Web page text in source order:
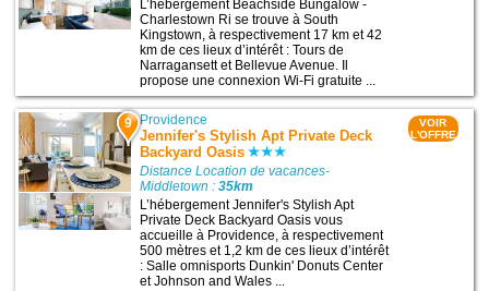
L’hébergement Beachside Bungalow -
Charlestown Ri se trouve à South
Kingstown, à respectivement 17 km et 42
km de ces lieux d’intérêt : Tours de
Narragansett et Bellevue Avenue. Il
propose une connexion Wi-Fi gratuite ...
9 Providence
Jennifer's Stylish Apt Private Deck
Backyard Oasis
Distance Location de vacances-
Middletown :35km
L’hébergement Jennifer's Stylish Apt
Private Deck Backyard Oasis vous
accueille à Providence, à respectivement
500 mètres et 1,2 km de ces lieux d’intérêt
: Salle omnisports Dunkin' Donuts Center
et Johnson and Wales ...
VOIR
L'OFFRE